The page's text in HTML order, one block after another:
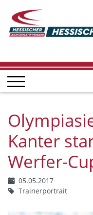
Kanter
Werfer-
05.05.2017
Trainerportrait